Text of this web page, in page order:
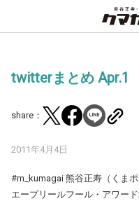
twitterまとめ Apr.1
share：
2011年4月4日
#m_kumagai 熊谷正寿（くまポ
エープリールフール・アワー